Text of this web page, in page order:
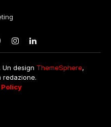
Instagram
LinkedIn
design ThemeSphere,
redazione.